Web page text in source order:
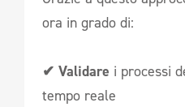
ora in grado di:
✔ Validare i processi
tempo reale